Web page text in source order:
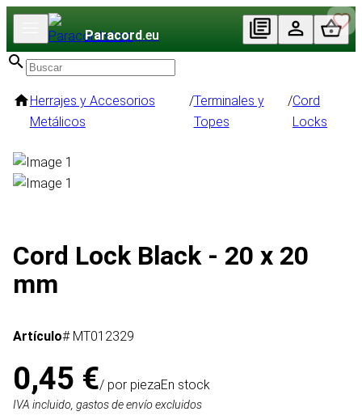
Paracord.eu
Herrajes y Accesorios
Metálicos
/Terminales y
Topes
/Cord
Locks
Cord Lock Black - 20 x 20
mm
Artículo# MT012329
0,45 €/ por piezaEn stock
IVA incluido, gastos de envío excluidos